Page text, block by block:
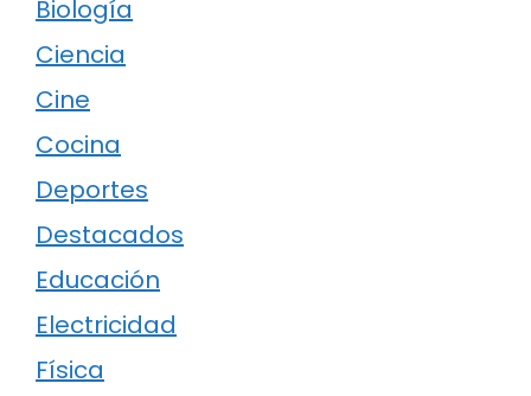
Biología
Ciencia
Cine
Cocina
Deportes
Destacados
Educación
Electricidad
Física